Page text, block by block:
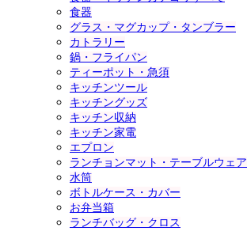
食器
グラス・マグカップ・タンブラー
カトラリー
鍋・フライパン
ティーポット・急須
キッチンツール
キッチングッズ
キッチン収納
キッチン家電
エプロン
ランチョンマット・テーブルウェア
水筒
ボトルケース・カバー
お弁当箱
ランチバッグ・クロス